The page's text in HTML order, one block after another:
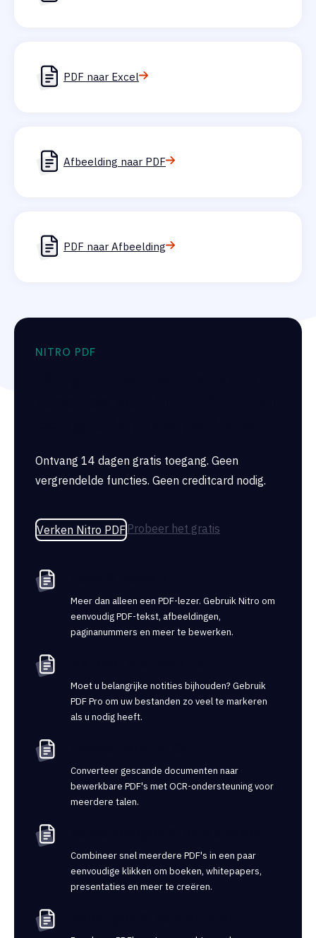
PDF naar Excel
Afbeelding naar PDF
PDF naar Afbeelding
NITRO PDF
Ontvang 14 dagen gratis toegang. Geen
vergrendelde functies. Geen creditcard nodig.
Verken Nitro PDF Probeer het gratis
Meer dan alleen een PDF-lezer. Gebruik Nitro om
eenvoudig PDF-tekst, afbeeldingen,
paginanummers en meer te bewerken.
Moet u belangrijke notities bijhouden? Gebruik
PDF Pro om uw bestanden zo veel te markeren
als u nodig heeft.
Converteer gescande documenten naar
bewerkbare PDF's met OCR-ondersteuning voor
meerdere talen.
Combineer snel meerdere PDF's in een paar
eenvoudige klikken om boeken, whitepapers,
presentaties en meer te creëren.